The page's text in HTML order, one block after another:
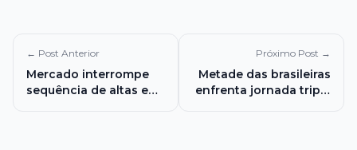
← Post Anterior
Mercado interrompe
sequência de altas e
Próximo Post →
Metade das brasileiras
enfrenta jornada tripla